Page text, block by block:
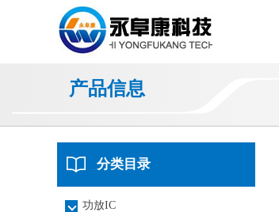
产品信息
分类目录
功放IC